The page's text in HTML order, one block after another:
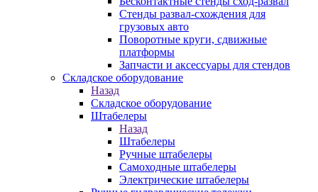
Стенды развал-схождения для
грузовых авто
Поворотные круги, сдвижные
платформы
Запчасти и аксессуары для стендов
Складское оборудование
Назад
Складское оборудование
Штабелеры
Назад
Штабелеры
Ручные штабелеры
Самоходные штабелеры
Электрические штабелеры